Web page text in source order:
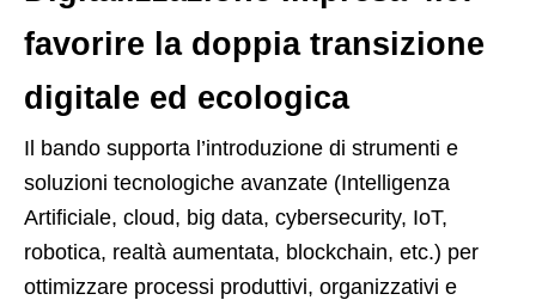
favorire la doppia transizione
digitale ed ecologica
Il bando supporta l’introduzione di strumenti e
soluzioni tecnologiche avanzate (Intelligenza
Artificiale, cloud, big data, cybersecurity, IoT,
robotica, realtà aumentata, blockchain, etc.) per
ottimizzare processi produttivi, organizzativi e